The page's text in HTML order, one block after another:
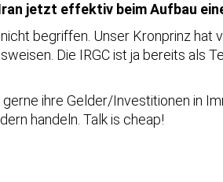
jetzt effektiv beim Aufbau
begriffen. Unser Kronprinz
Die IRGC ist ja bereits als
ihre Gelder/Investitionen in
handeln. Talk is cheap!